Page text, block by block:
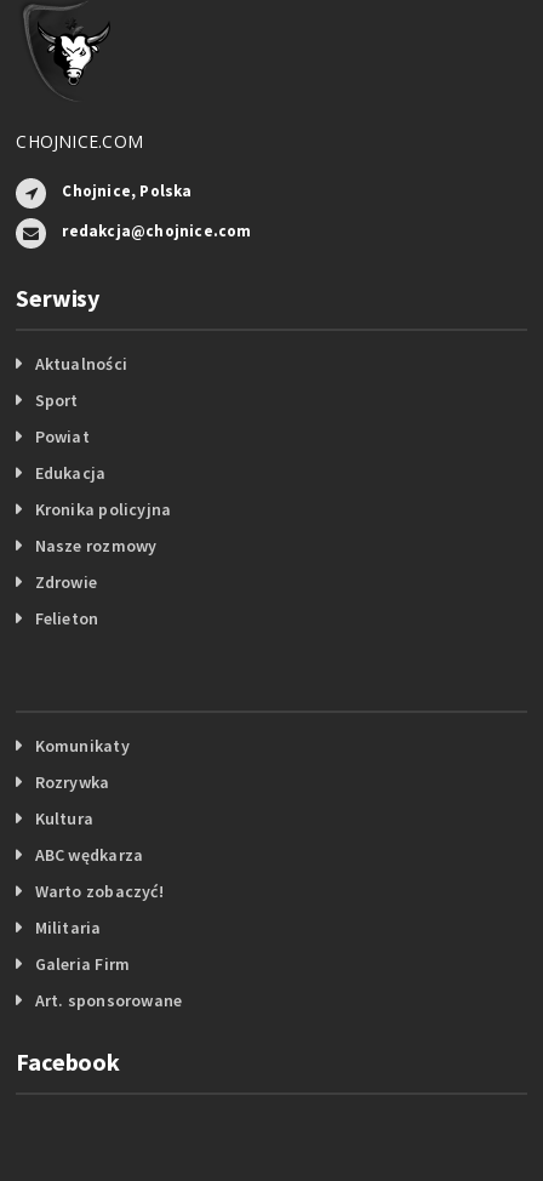
CHOJNICE.COM
Chojnice, Polska
redakcja@chojnice.com
Serwisy
Aktualności
Sport
Powiat
Edukacja
Kronika policyjna
Nasze rozmowy
Zdrowie
Felieton
Komunikaty
Rozrywka
Kultura
ABC wędkarza
Warto zobaczyć!
Militaria
Galeria Firm
Art. sponsorowane
Facebook